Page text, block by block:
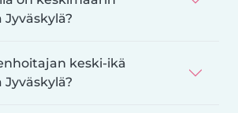
keski-ikä